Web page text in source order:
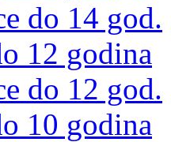
do 14 god.
12 godina
do 12 god.
10 godina